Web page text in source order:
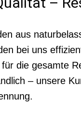
aus
bei uns
die gesamte
– unsere